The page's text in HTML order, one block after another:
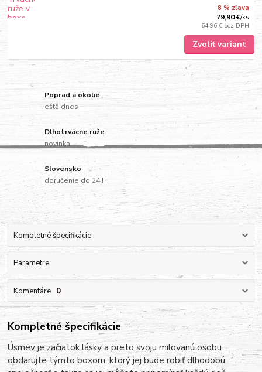
8 % zľava
79,90 €/ks
64,96 € bez DPH
Zvoliť variant
Poprad a okolie
eště dnes
Dlhotrvácne ruže
novinka
Slovensko
doručenie do 24 H
Kompletné špecifikácie
Parametre
Komentáre 0
Kompletné špecifikácie
Úsmev je začiatok lásky a preto svoju milovanú osobu
obdarujte týmto boxom, ktorý jej bude robiť dlhodobú